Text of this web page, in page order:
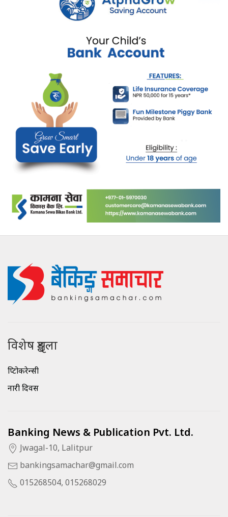
विशेष शृङ्खला
क्रिप्टोकरेन्सी
नारी दिवस
Banking News & Publication Pvt. Ltd.
Jwagal-10, Lalitpur
bankingsamachar@gmail.com
015268504, 015268029